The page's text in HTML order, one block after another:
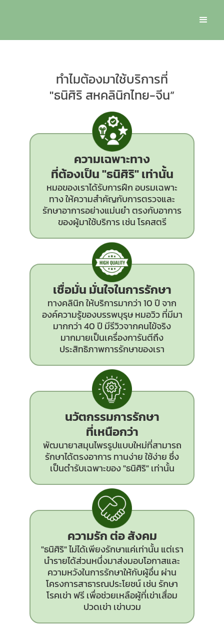
ทำไมต้องมาใช้บริการที่
"ธนิศิริ สหคลินิกไทย-จีน”
ความเฉพาะทาง
ที่ต้องเป็น"ธนิศิริ"เท่านั้น
หมอของเราได้รับการฝึก อบรมเฉพาะ
ทาง ให้ความสำคัญกับการตรวจและ
รักษาอาการอย่างแม่นยำ ตรงกับอาการ
ของผู้มาใช้บริการ เช่น โรคสตรี
เชื่อมั่น มั่นใจในการรักษา
ทางคลินิก ให้บริการมากว่า 10 ปี จาก
องค์ความรู้ของบรรพบุรุษ หมอวิว ที่มีมา
มากกว่า 40 ปี มีรีวิวจากคนไข้จริง
มากมายเป็นเครื่องการันตีถึง
ประสิทธิภาพการรักษาของเรา
นวัตกรรมการรักษา
ที่เหนือกว่า
พัฒนายาสมุนไพรรูปแบบใหม่ที่สามารถ
รักษาได้ตรงอาการ ทานง่าย ใช้ง่าย ซึ่ง
เป็นตำรับเฉพาะของ "ธนิศิริ" เท่านั้น
ความรัก ต่อ สังคม
"ธนิศิริ" ไม่ได้เพียงรักษาแค่เท่านั้น แต่เรา
นำรายได้ส่วนหนึ่งมาส่งมอบโอกาสและ
ความหวังในการรักษาให้กับผู้อื่น ผ่าน
โครงการสาธารณประโยชน์ เช่น รักษา
โรคเข่า ฟรี เพื่อช่วยเหลือผู้ที่เข่าเสื่อม
ปวดเข่า เข่าบวม